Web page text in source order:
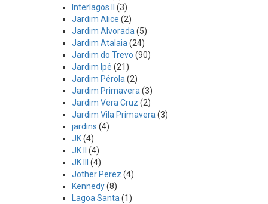
Interlagos II
(3)
Jardim Alice (2)
Jardim Alvorada (5)
Jardim Atalaia (24)
Jardim do Trevo (90)
Jardim Ipê (21)
Jardim Pérola (2)
Jardim Primavera (3)
Jardim Vera Cruz (2)
Jardim Vila Primavera (3)
jardins (4)
JK(4)
JK II
(4)
JK III
(4)
Jother Perez (4)
Kennedy(8)
Lagoa Santa (1)